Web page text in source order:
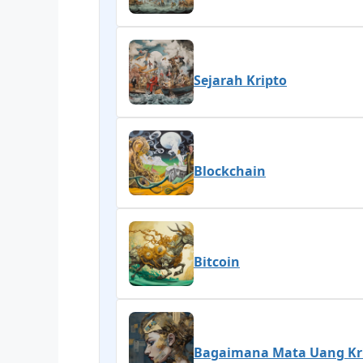
Sejarah Kripto
Blockchain
Bitcoin
Bagaimana Mata Uang